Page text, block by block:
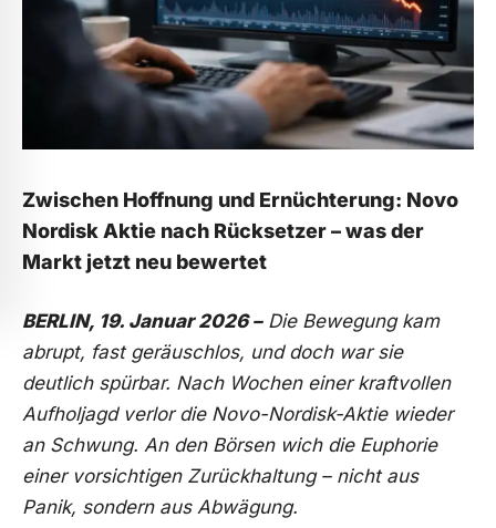
Zwischen Hoffnung und Ernüchterung: Novo
Nordisk Aktie nach Rücksetzer – was der
Markt jetzt neu bewertet
BERLIN, 19. Januar 2026 –Die Bewegung kam
abrupt, fast geräuschlos, und doch war sie
deutlich spürbar. Nach Wochen einer kraftvollen
Aufholjagd verlor die Novo-Nordisk-Aktie wieder
an Schwung. An den Börsen wich die Euphorie
einer vorsichtigen Zurückhaltung – nicht aus
Panik, sondern aus Abwägung.